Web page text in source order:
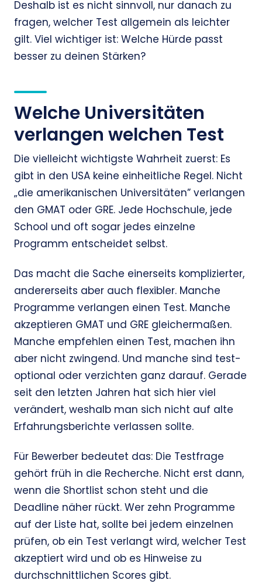
Deshalb ist es nicht sinnvoll, nur danach zu
fragen, welcher Test allgemein als leichter
gilt. Viel wichtiger ist: Welche Hürde passt
besser zu deinen Stärken?
Welche Universitäten
verlangen welchen Test
Die vielleicht wichtigste Wahrheit zuerst: Es
gibt in den USA keine einheitliche Regel. Nicht
„die amerikanischen Universitäten” verlangen
den GMAT oder GRE. Jede Hochschule, jede
School und oft sogar jedes einzelne
Programm entscheidet selbst.
Das macht die Sache einerseits komplizierter,
andererseits aber auch flexibler. Manche
Programme verlangen einen Test. Manche
akzeptieren GMAT und GRE gleichermaßen.
Manche empfehlen einen Test, machen ihn
aber nicht zwingend. Und manche sind test-
optional oder verzichten ganz darauf. Gerade
seit den letzten Jahren hat sich hier viel
verändert, weshalb man sich nicht auf alte
Erfahrungsberichte verlassen sollte.
Für Bewerber bedeutet das: Die Testfrage
gehört früh in die Recherche. Nicht erst dann,
wenn die Shortlist schon steht und die
Deadline näher rückt. Wer zehn Programme
auf der Liste hat, sollte bei jedem einzelnen
prüfen, ob ein Test verlangt wird, welcher Test
akzeptiert wird und ob es Hinweise zu
durchschnittlichen Scores gibt.